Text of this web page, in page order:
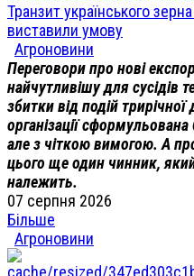
Транзит українського
виставили умову
Агроновини
Переговори про нові
найчутливішу для сусідів
збитки від подій
організації
але з чіткою вимогою. А
цього ще один чинник,
належить.
07 серпня 2026
Більше
Агроновини